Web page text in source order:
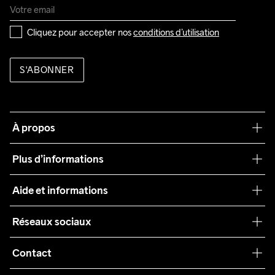
Cliquez pour accepter nos conditions d’utilisation
S'ABONNER
À propos
Plus d’informations
Teamwear
Durabilité
Collaborations
Aide et informations
Conditions générales
Retours
Réseaux sociaux
Contact